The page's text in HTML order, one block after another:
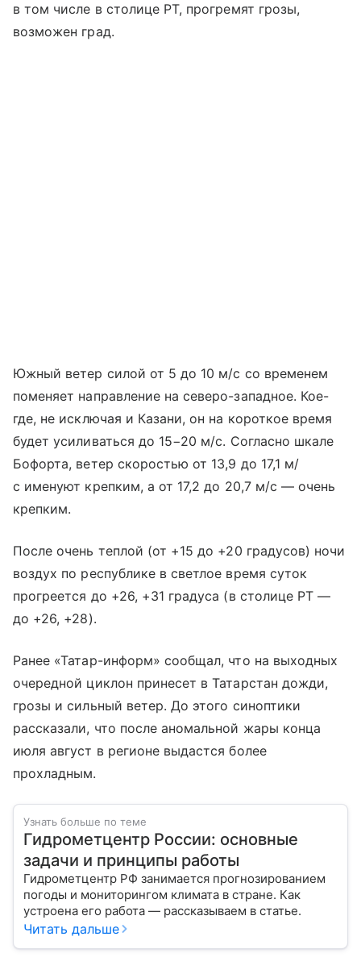
в том числе в столице РТ, прогремят грозы,
возможен град.
Южный ветер силой от 5 до 10 м/с со временем
поменяет направление на северо-западное. Кое-
где, не исключая и Казани, он на короткое время
будет усиливаться до 15−20 м/с. Согласно шкале
Бофорта, ветер скоростью от 13,9 до 17,1 м/
с именуют крепким, а от 17,2 до 20,7 м/с — очень
крепким.
После очень теплой (от +15 до +20 градусов) ночи
воздух по республике в светлое время суток
прогреется до +26, +31 градуса (в столице РТ —
до +26, +28).
Ранее «Татар-информ» сообщал, что на выходных
очередной циклон принесет в Татарстан дожди,
грозы и сильный ветер. До этого синоптики
рассказали, что после аномальной жары конца
июля август в регионе выдастся более
прохладным.
Узнать больше по теме
Гидрометцентр России: основные
задачи и принципы работы
Гидрометцентр РФ занимается прогнозированием
погоды и мониторингом климата в стране. Как
устроена его работа — рассказываем в статье.
Читать дальше